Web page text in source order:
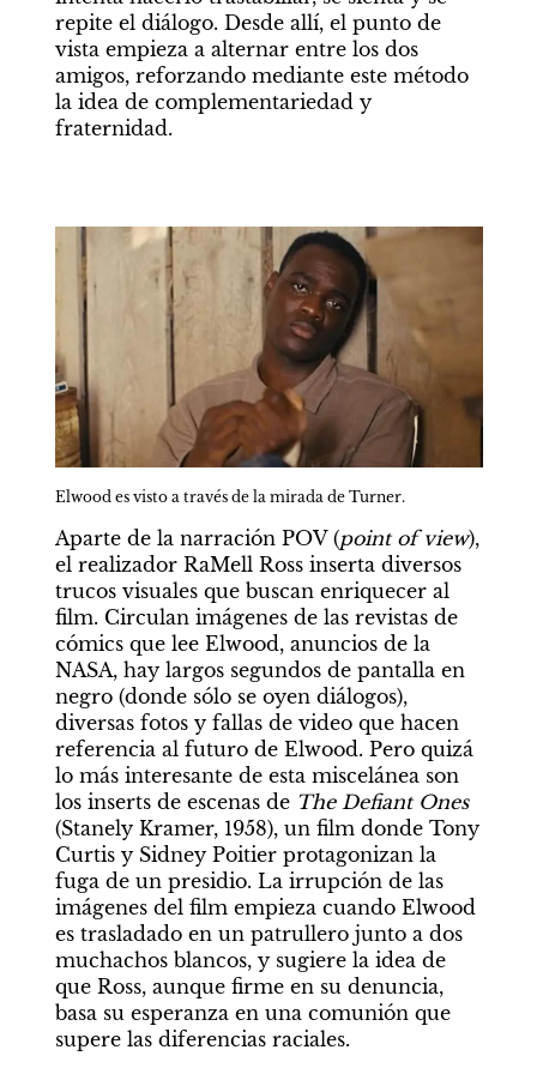
repite el diálogo. Desde allí, el punto de
vista empieza a alternar entre los dos
amigos, reforzando mediante este método
la idea de complementariedad y
fraternidad.
Elwood es visto a través de la mirada de Turner.
Aparte de la narración POV (point of view),
el realizador RaMell Ross inserta diversos
trucos visuales que buscan enriquecer al
film. Circulan imágenes de las revistas de
cómics que lee Elwood, anuncios de la
NASA, hay largos segundos de pantalla en
negro (donde sólo se oyen diálogos),
diversas fotos y fallas de video que hacen
referencia al futuro de Elwood. Pero quizá
lo más interesante de esta miscelánea son
los inserts de escenas de The Defiant Ones
(Stanely Kramer, 1958), un film donde Tony
Curtis y Sidney Poitier protagonizan la
fuga de un presidio. La irrupción de las
imágenes del film empieza cuando Elwood
es trasladado en un patrullero junto a dos
muchachos blancos, y sugiere la idea de
que Ross, aunque firme en su denuncia,
basa su esperanza en una comunión que
supere las diferencias raciales.